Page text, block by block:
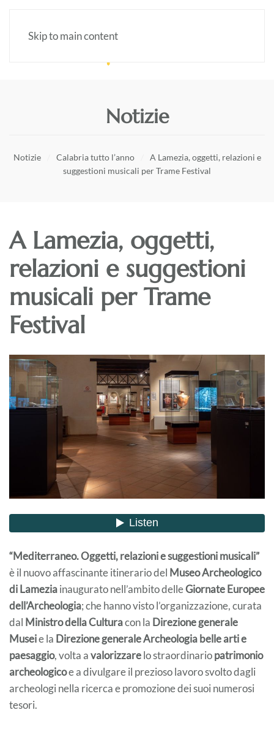
Skip to main content
Notizie
Notizie Calabria tutto l’anno
A Lamezia, oggetti, relazioni e
suggestioni musicali per Trame Festival
A Lamezia, oggetti,
relazioni e suggestioni
musicali per Trame
Festival
“Mediterraneo. Oggetti, relazioni e suggestioni musicali”
è il nuovo affascinante itinerario del Museo Archeologico
di Lameziainaugurato nell’ambito delleGiornate Europee
dell’Archeologia; che hanno visto l’organizzazione, curata
dal Ministro della Culturacon la Direzione generale
Museie la Direzione generale Archeologia belle arti e
paesaggio, volta avalorizzarelo straordinariopatrimonio
archeologicoe a divulgare il prezioso lavoro svolto dagli
archeologi nella ricerca e promozione dei suoi numerosi
tesori.